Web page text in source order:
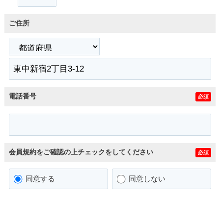
ご住所
電話番号 必須
会員規約をご確認の上チェックをしてください 必須
同意する 同意しない